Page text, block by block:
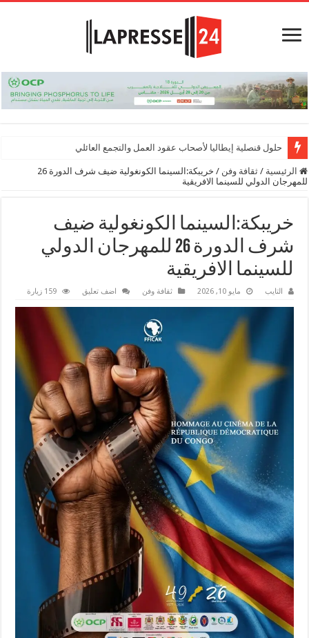
حلول قنصلية إيطاليا لأصحاب عقود العمل والتجمع العائلي
الرئيسية / ثقافة وفن /
خريبكة:السينما الكونغولية ضيف شرف الدورة 26
للمهرجان الدولي للسينما الافريقية
خريبكة:السينما الكونغولية ضيف
شرف الدورة 26 للمهرجان الدولي
للسينما الافريقية
التايب مايو 10, 2026 ثقافة وفن اضف تعليق 159 زيارة